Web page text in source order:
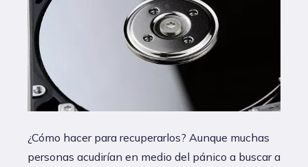
¿Cómo hacer para recuperarlos? Aunque muchas
personas acudirían en medio del pánico a buscar a